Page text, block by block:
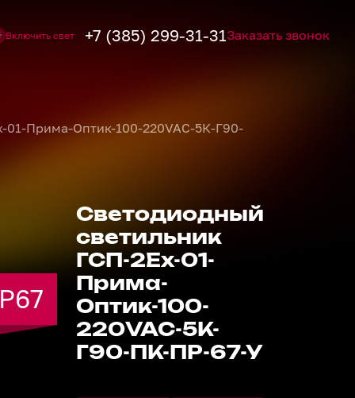
Включить свет +7 (385) 299-31-31Заказать звонок
Прима-Оптик-100-220VAC-5К-Г90-
Светодиодный
светильник
ГСП-2Ех-01-
Прима-
Оптик-100-
220VAC-5К-
Г90-ПК-ПР-67-У